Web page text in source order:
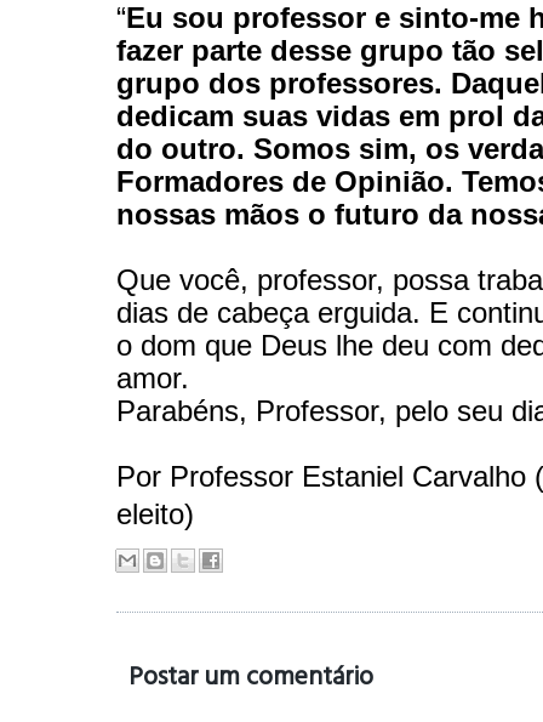
“Eu sou professor e sinto-me
fazer parte desse grupo tão
grupo dos professores.
dedicam suas vidas em prol
do outro. Somos sim, os
Formadores de Opinião.
nossas mãos o futuro da
Que você, professor, possa
dias de cabeça erguida. E
o dom que Deus lhe deu com
amor.
Parabéns, Professor, pelo seu
Por Professor Estaniel Carvalho
eleito)
Postar um comentário